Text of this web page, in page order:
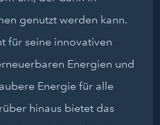
genutzt werden kann.
für seine innovativen
Energien und
Energie für alle
hinaus bietet das